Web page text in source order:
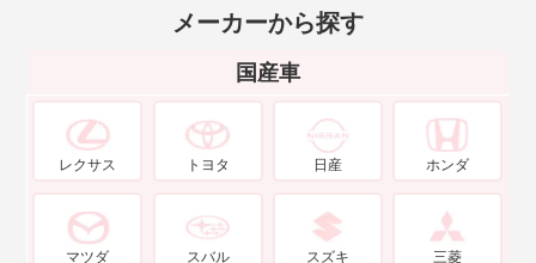
メーカーから探す
国産車
レクサス トヨタ 日産 ホンダ
マツダ スバル スズキ 三菱